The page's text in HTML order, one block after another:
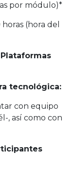
por módulo)*
horas (hora del
Plataformas
tecnológica:
con equipo
, así como con